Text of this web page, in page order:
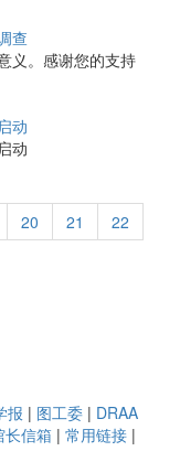
查
义。感谢您的支持
动
动
20 21
22
报 | 图工委 | DRAA
长信箱 | 常用链接 |